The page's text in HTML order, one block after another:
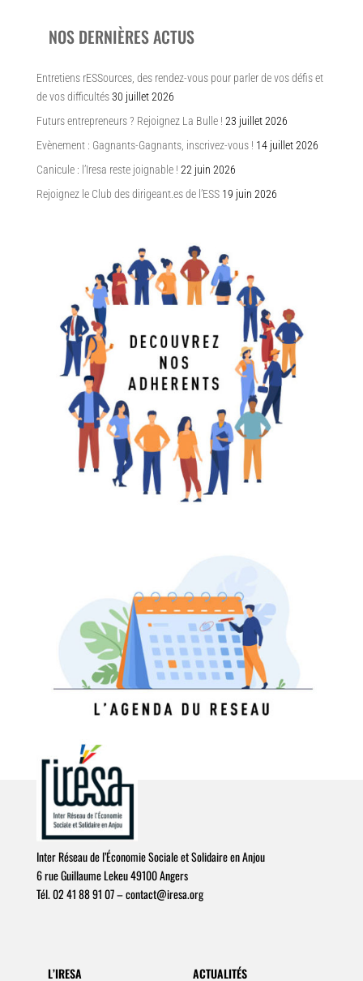
NOS DERNIÈRES ACTUS
Entretiens rESSources, des rendez-vous pour parler de vos défis et
de vos difficultés 30 juillet 2026
Futurs entrepreneurs ? Rejoignez La Bulle ! 23 juillet 2026
Evènement : Gagnants-Gagnants, inscrivez-vous ! 14 juillet 2026
Canicule : l’Iresa reste joignable ! 22 juin 2026
Rejoignez le Club des dirigeant.es de l’ESS 19 juin 2026
Inter Réseau de l’Économie Sociale et Solidaire en Anjou
6 rue Guillaume Lekeu 49100 Angers
Tél. 02 41 88 91 07 –contact@iresa.org
L’IRESA ACTUALITÉS